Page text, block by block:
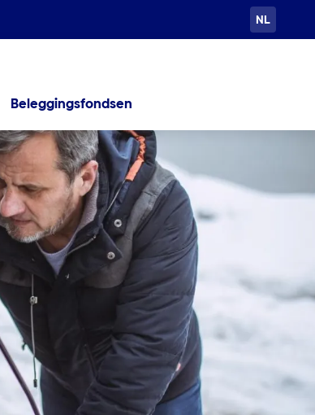
NL
Beleggingsfondsen